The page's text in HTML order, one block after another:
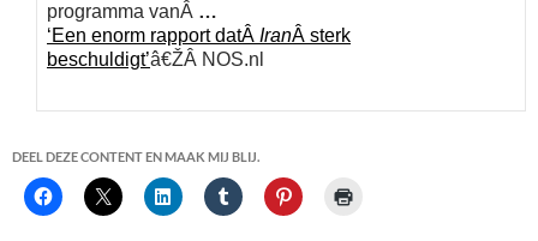
programma vanÂ …
‘Een enorm rapport datÂ IranÂ sterk
beschuldigt’â€ŽÂ NOS.nl
DEEL DEZE CONTENT EN MAAK MIJ BLIJ.